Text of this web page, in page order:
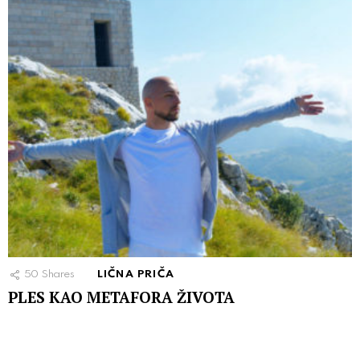
50 Shares LIČNA PRIČA
PLES KAO METAFORA ŽIVOTA